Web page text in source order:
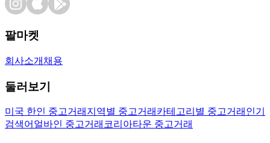
팔마켓
회사소개 채용
둘러보기
미국 한인 중고거래 지역별 중고거래 카테고리별 중고거래 인기
검색어 얼바인 중고거래 코리아타운 중고거래